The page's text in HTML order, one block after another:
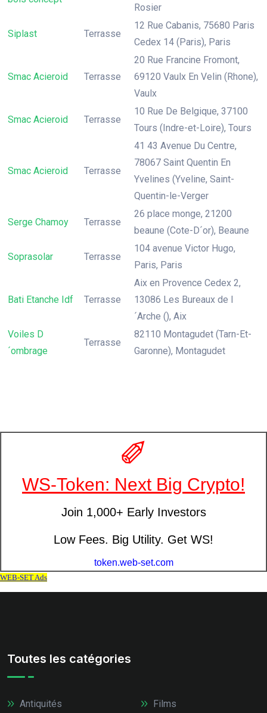
Rosier
Siplast Terrasse
12 Rue Cabanis, 75680 Paris
Cedex 14 (Paris), Paris
Smac Acieroid Terrasse
20 Rue Francine Fromont,
69120 Vaulx En Velin (Rhone),
Vaulx
Smac Acieroid Terrasse
10 Rue De Belgique, 37100
Tours (Indre-et-Loire), Tours
Smac Acieroid Terrasse
41 43 Avenue Du Centre,
78067 Saint Quentin En
Yvelines (Yveline, Saint-
Quentin-le-Verger
Serge Chamoy Terrasse
26 place monge, 21200
beaune (Cote-D´or), Beaune
Soprasolar Terrasse
104 avenue Victor Hugo,
Paris, Paris
Bati Etanche Idf Terrasse
Aix en Provence Cedex 2,
13086 Les Bureaux de l
´Arche (), Aix
Voiles D
´ombrage
Terrasse
82110 Montagudet (Tarn-Et-
Garonne), Montagudet
Toutes les catégories
Antiquités
Films